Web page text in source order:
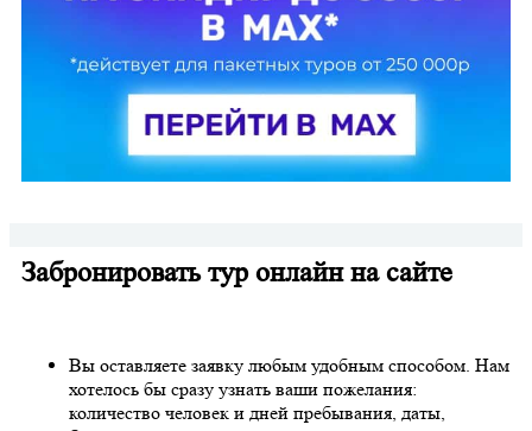
Забронировать тур онлайн на сайте
Вы оставляете заявку любым удобным способом. Нам
хотелось бы сразу узнать ваши пожелания:
количество человек и дней пребывания, даты,